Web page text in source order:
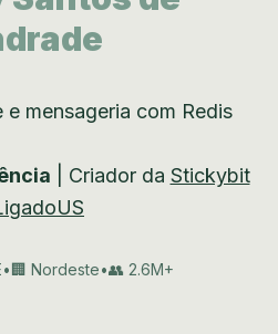
mensageria com Redis
| Criador da Stickybit
•🏢 Nordeste•👥 2.6M+